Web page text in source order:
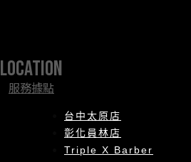
location
服務據點
台中太原店
彰化員林店
Triple X Barber